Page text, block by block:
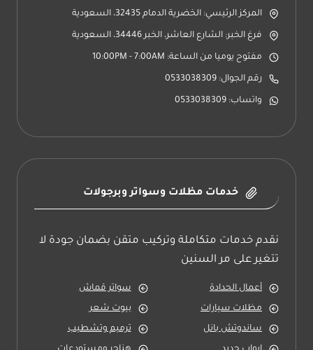
المركز الرئيسي: الخضرية الدمام 32435، السعودية
فرغ الخبر: الشارع العاشر، الخبر 34446، السعودية
مفتوح يوميا من الساعة: 10:00PM - 7:00AM
رقم الجوال: 0533038309
واتساب: 0533038309
خدمات مظلات وسواتر وبرجولات
نقدم خدمات متكاملة وتركيب متقن بضمان جودة لا
تتغير على مر السنين
أعمال الحدادة سواتر قماش
مظلات سيارات بيوت شعر
ساندوتش بانل ترميم وتشطيب